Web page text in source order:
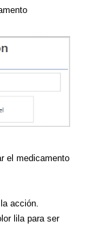
el medicamento
acción.
lila para ser